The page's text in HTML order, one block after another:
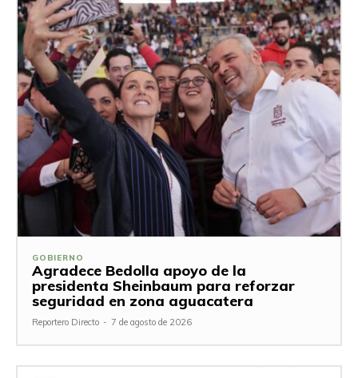
GOBIERNO
Agradece Bedolla apoyo de la
presidenta Sheinbaum para reforzar
seguridad en zona aguacatera
Reportero Directo - 7 de agosto de 2026